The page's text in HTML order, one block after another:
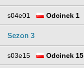
s04e01 Odcinek 1
Sezon 3
s03e15 Odcinek 15